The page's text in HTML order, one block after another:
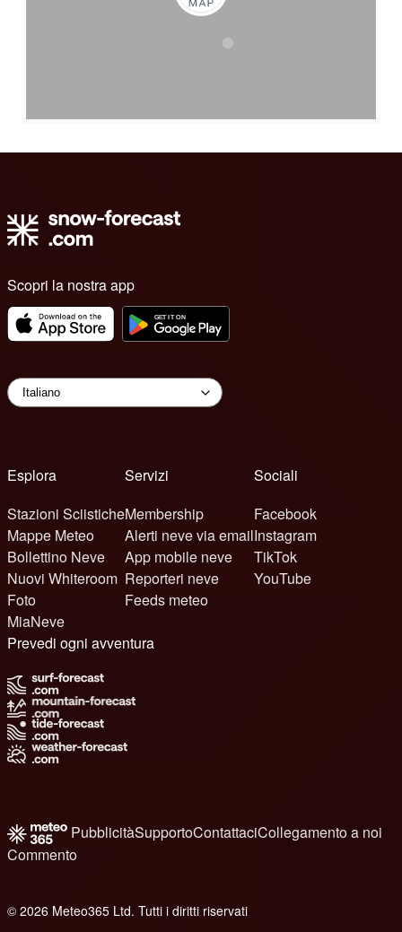
Scopri la nostra app
Esplora
Stazioni Sciistiche
Mappe Meteo
Bollettino Neve
Nuovi Whiteroom
Foto
MiaNeve
Servizi
Membership
Alerti neve via email
App mobile neve
Reporteri neve
Feeds meteo
Sociali
Facebook
Instagram
TikTok
YouTube
Prevedi ogni avventura
PubblicitàSupportoContattaciCollegamento a noi
Commento
© 2026 Meteo365 Ltd. Tutti i diritti riservati